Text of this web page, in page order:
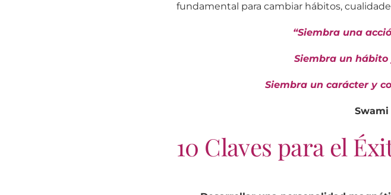
fundamental para cambiar hábitos,
“Siembra una
Siembra un hábito
Siembra un carácter y
Swami
10 Claves para el